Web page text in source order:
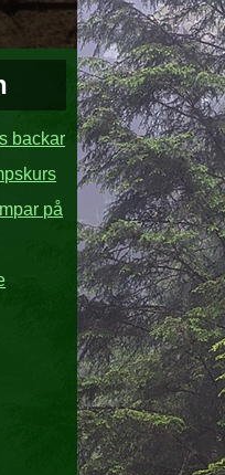
backar
på